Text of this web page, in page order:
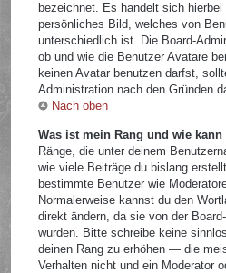
bezeichnet. Es handelt sich
persönliches Bild, welches von
unterschiedlich ist. Die Board-
ob und wie die Benutzer Avatare
keinen Avatar benutzen darfst,
Administration nach den Gründen
Nach oben
Was ist mein Rang und wie
Ränge, die unter deinem
wie viele Beiträge du bislang
bestimmte Benutzer wie
Normalerweise kannst du den
direkt ändern, da sie von der
wurden. Bitte schreibe keine
deinen Rang zu erhöhen — die
Verhalten nicht und ein Moderator